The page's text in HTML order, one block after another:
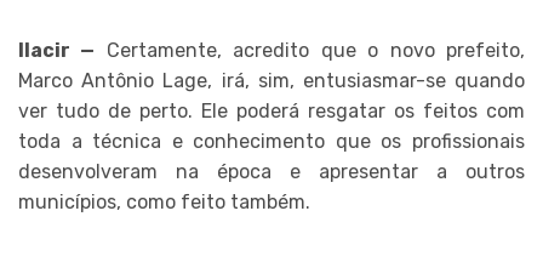
Ilacir — Certamente, acredito que o novo prefeito,
Marco Antônio Lage, irá, sim, entusiasmar-se quando
ver tudo de perto. Ele poderá resgatar os feitos com
toda a técnica e conhecimento que os profissionais
desenvolveram na época e apresentar a outros
municípios, como feito também.